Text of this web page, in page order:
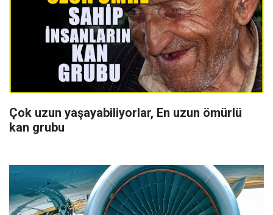
Çok uzun yaşayabiliyorlar, En uzun ömürlü
kan grubu